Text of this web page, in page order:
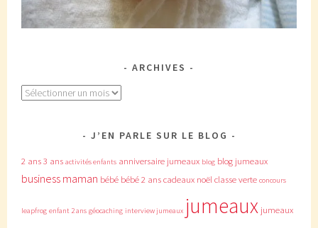
ARCHIVES
Archives
J’EN PARLE SUR LE BLOG
2 ans3 ans activités enfants anniversaire jumeaux blog blog jumeaux
business maman bébé bébé 2 anscadeaux noëlclasse verte concours
leapfrog enfant 2 ans géocaching interview jumeaux jumeaux jumeaux